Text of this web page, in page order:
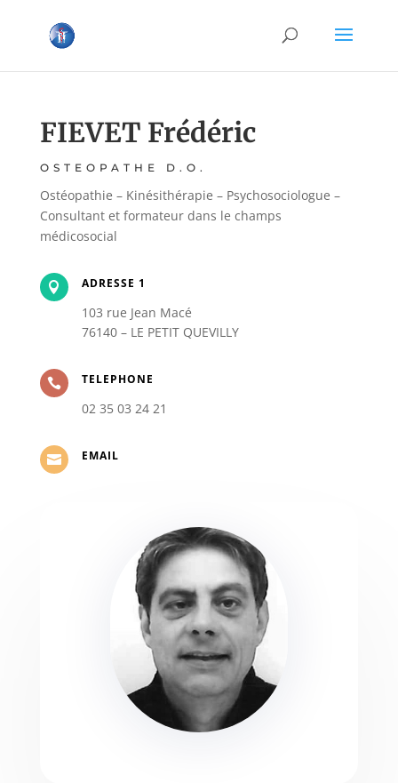
FIEVET Frédéric
OSTEOPATHE D.O.
Ostéopathie – Kinésithérapie – Psychosociologue –
Consultant et formateur dans le champs
médicosocial
 ADRESSE 1
103 rue Jean Macé
76140 – LE PETIT QUEVILLY
 TELEPHONE
02 35 03 24 21
 EMAIL